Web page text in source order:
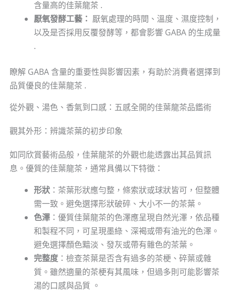
含量高的佳葉龍茶 .
厭氧發酵工藝： 厭氧處理的時間、溫度、濕度控制，
以及是否採用反覆發酵等，都會影響 GABA 的生成量
.
瞭解 GABA 含量的重要性與影響因素，有助於消費者選擇到
品質優良的佳葉龍茶 .
從外觀、湯色、香氣到口感：五感全開的佳葉龍茶品鑑術
觀其外形：辨識茶葉的初步印象
如同欣賞藝術品般，佳葉龍茶的外觀也能透露出其品質訊
息。優質的佳葉龍茶，通常具備以下特徵：
形狀：茶葉形狀應勻整，條索狀或球狀皆可，但整體
需一致。避免選擇形狀破碎、大小不一的茶葉。
色澤：優質佳葉龍茶的色澤應呈現自然光澤，依品種
和製程不同，可呈現墨綠、深褐或帶有油光的色澤。
避免選擇顏色黯淡、發灰或帶有雜色的茶葉。
完整度：檢查茶葉是否含有過多的茶梗、碎葉或雜
質。雖然適量的茶梗有其風味，但過多則可能影響茶
湯的口感與品質 。